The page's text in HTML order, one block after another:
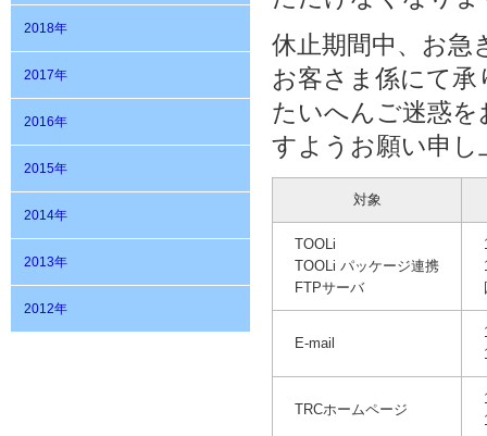
2018年
2017年
2016年
2015年
2014年
2013年
2012年
休止期間中、お急
お客さま係にて承
たいへんご迷惑
すようお願い申し
対象
TOOLi
TOOLi パッケージ連携
FTPサーバ
E-mail
TRCホームページ